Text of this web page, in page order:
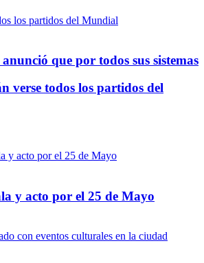
que por todos sus sistemas
verse todos los partidos del
y acto por el 25 de Mayo